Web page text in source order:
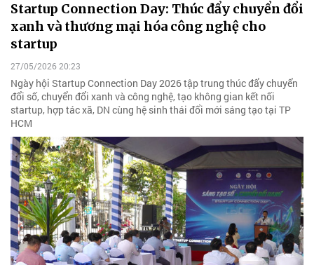
Startup Connection Day: Thúc đẩy chuyển đổi
xanh và thương mại hóa công nghệ cho
startup
27/05/2026 20:23
Ngày hội Startup Connection Day 2026 tập trung thúc đẩy chuyển
đổi số, chuyển đổi xanh và công nghệ, tạo không gian kết nối
startup, hợp tác xã, DN cùng hệ sinh thái đổi mới sáng tạo tại TP
HCM